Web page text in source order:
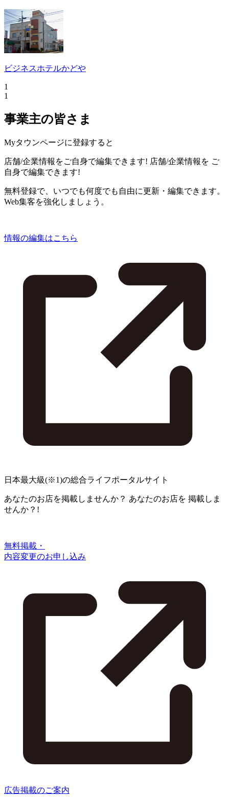
ビジネスホテルかどや
1
1
事業主の皆さま
Myタウンページに登録すると
店舗/企業情報をご自身で編集できます! 店舗/企業情報を ご
自身で編集できます!
無料登録で、いつでも何度でも自由に更新・編集できます。
Web集客を強化しましょう。
情報の編集はこちら
日本最大級(※1)の総合ライフポータルサイト
あなたのお店を掲載しませんか？ あなたのお店を 掲載しま
せんか？!
無料掲載・
内容変更のお申し込み
広告掲載のご案内